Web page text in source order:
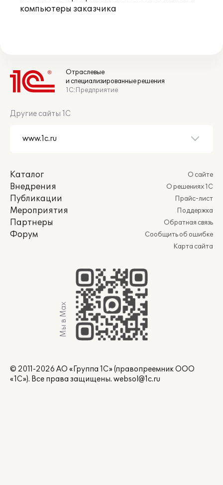
компьютеры заказчика
Отраслевые
и специализированные решения
1С:Предприятие
Другие сайты 1С
Каталог
Внедрения
Публикации
Мероприятия
Партнеры
Форум
О сайте
О решениях 1С
Прайс-лист
Поддержка
Обратная связь
Сообщить об ошибке
Карта сайта
Мы в Max
© 2011-2026 АО «Группа 1С» (правопреемник ООО
«1С»). Все права защищены. websol@1c.ru